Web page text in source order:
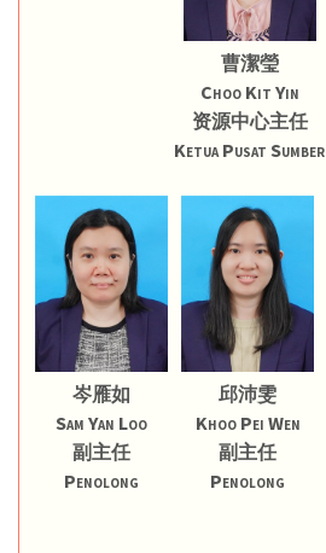
曹潔瑩
Choo Kit Yin
资源中心主任
Ketua Pusat Sumber
岑雁如
Sam Yan Loo
副主任
Penolong
邱沛雯
Khoo Pei Wen
副主任
Penolong